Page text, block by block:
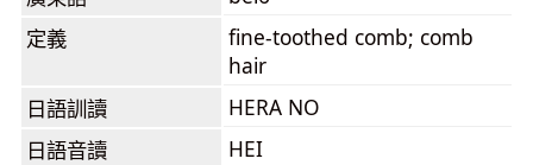
定義
fine-toothed comb; comb
hair
日語訓讀
HERA NO
日語音讀
HEI